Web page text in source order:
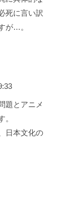
死に言い訳
が…。
題とアニメ
。
日本文化の